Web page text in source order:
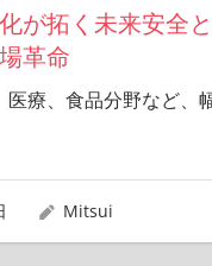
が拓く未来安全
革命
医療、食品分野など、
Mitsui